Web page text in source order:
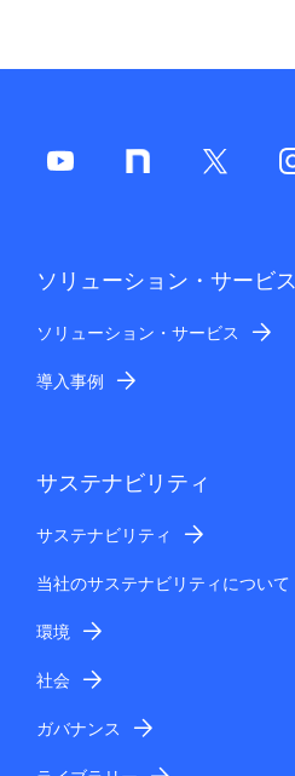
ソリューション・サービス
ソリューション・サービス
導入事例
サステナビリティ
サステナビリティ
当社のサステナビリティについて
環境
社会
ガバナンス